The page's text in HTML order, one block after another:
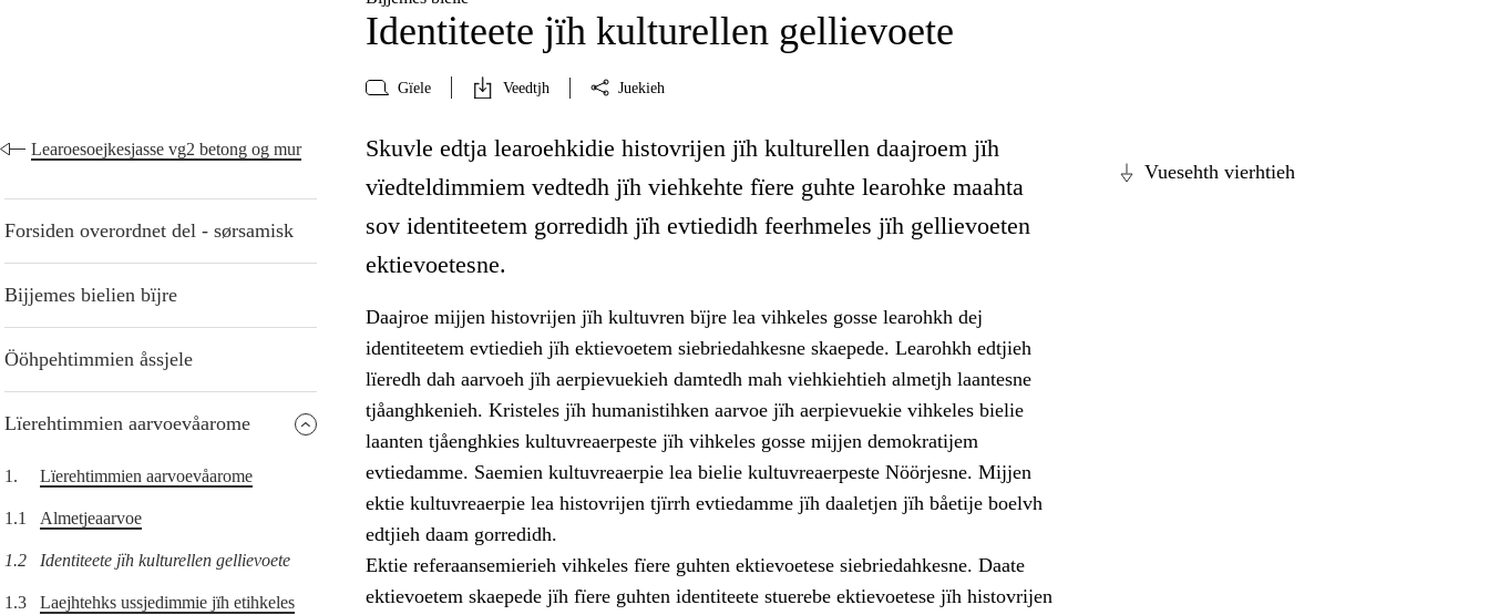
Identiteete jïh kulturellen gellievoete
Gïele Veedtjh Juekieh
Learoesoejkesjasse vg2 betong og mur
Forsiden overordnet del - sørsamisk
Bijjemes bielien bïjre
Ööhpehtimmien åssjele
Lïerehtimmien aarvoevåarome
1. Lïerehtimmien aarvoevåarome
1.1 Almetjeaarvoe
1.2 Identiteete jïh kulturellen gellievoete
1.3
Laejhtehks ussjedimmie jïh etihkeles
Vuesehth vierhtieh
Skuvle edtja learoehkidie histovrijen jïh kulturellen daajroem jïh
vïedteldimmiem vedtedh jïh viehkehte fïere guhte learohke maahta
sov identiteetem gorredidh jïh evtiedidh feerhmeles jïh gellievoeten
ektievoetesne.
Daajroe mijjen histovrijen jïh kultuvren bïjre lea vihkeles gosse learohkh dej
identiteetem evtiedieh jïh ektievoetem siebriedahkesne skaepede. Learohkh edtjieh
lïeredh dah aarvoeh jïh aerpievuekieh damtedh mah viehkiehtieh almetjh laantesne
tjåanghkenieh. Kristeles jïh humanistihken aarvoe jïh aerpievuekie vihkeles bielie
laanten tjåenghkies kultuvreaerpeste jïh vihkeles gosse mijjen demokratijem
evtiedamme. Saemien kultuvreaerpie lea bielie kultuvreaerpeste Nöörjesne. Mijjen
ektie kultuvreaerpie lea histovrijen tjïrrh evtiedamme jïh daaletjen jïh båetije boelvh
edtjieh daam gorredidh.
Ektie referaansemierieh vihkeles fïere guhten ektievoetese siebriedahkesne. Daate
ektievoetem skaepede jïh fïere guhten identiteete stuerebe ektievoetese jïh histovrijen